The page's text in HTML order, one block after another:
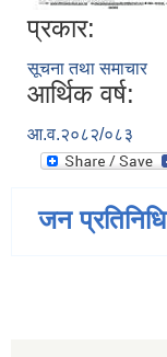
प्रकार:
सूचना तथा समाचार
आर्थिक वर्ष:
आ.व.२०८२/०८३
जन प्रतिनिधि